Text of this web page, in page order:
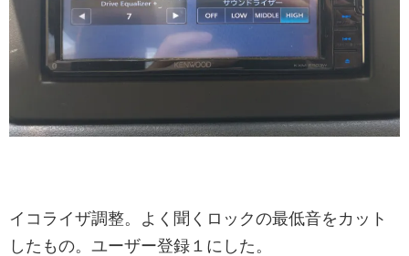
イコライザ調整。よく聞くロックの最低音をカット
したもの。ユーザー登録１にした。